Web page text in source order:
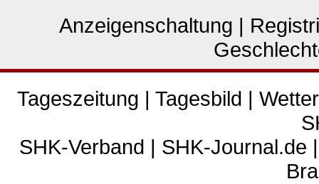
Anzeigenschaltung |
Tageszeitung | Tagesbild | Wetter
SHK-Verband | SHK-Journal.de